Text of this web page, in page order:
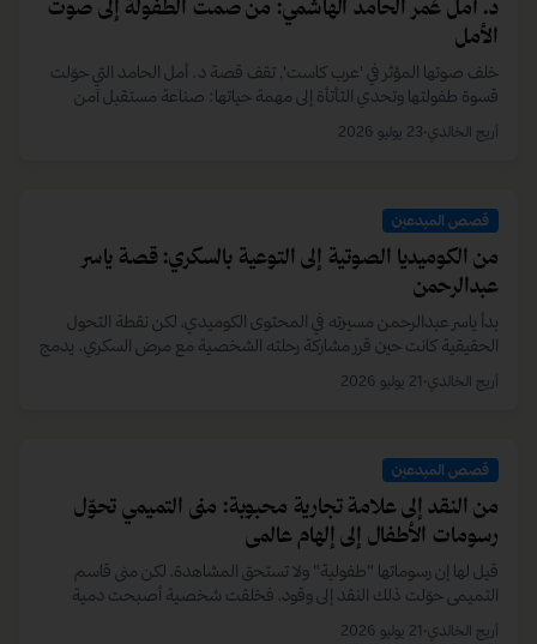
بعد 19 عاماً من العطاء، وجد خالد الحرمي نفسه عند نقطة تحوّل قاسية.
لكنه اتخذها نقطة انطلاق لتطوير مهاراته وتسلق أصعب القمم، ليثبت أن
الإرادة تصنع المستحيل.
أريج الخالدي 11 مايو 2026
نجت من الموت غرقاً، لتبدأ حياة جديدة بعزيمة لا تلين. تروي قصة فطيم
البسكتي رحلتها في ترك بصمة مميزة بكل مجال تطرقه، من التمثيل إلى
عالم الأعمال.
أريج الخالدي•قبل 3 يوم